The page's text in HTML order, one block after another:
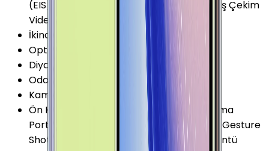
(EIS) HDR Time-lapse (Hyperlapse) Yavaş Çekim
Video Kayıt (Slow motion video)
İkinci Arka Kamera Çözünürlüğü :
12 MP
Optik Görüntü Sabitleyici (OIS)
:
Diyafram Açıklığı (Maks) :
Odak Uzaklığı
Kamera Sensör Boyutu
1/2.55 İnç
Ön Kamera Özellikleri
Otomatik Odaklama
Portre Modu HDR Sanal Flaş Sesle Komut Gesture
Shot Zamanlayıcı (self-timer) Dijital görüntü